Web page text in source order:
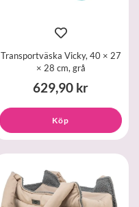
Transportväska Vicky, 40 × 27
× 28 cm, grå
629,90 kr
Köp